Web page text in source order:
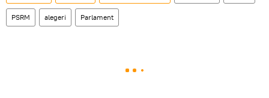
PSRM alegeri Parlament